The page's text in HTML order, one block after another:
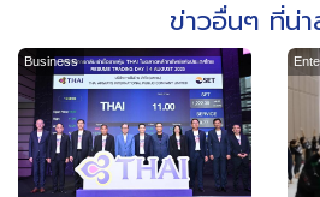
ข่าวอื่นๆ ที่น่า
Business